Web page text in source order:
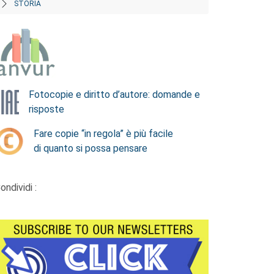
STORIA
Fotocopie e diritto d’autore: domande e
risposte
Fare copie “in regola” è più facile
di quanto si possa pensare
: